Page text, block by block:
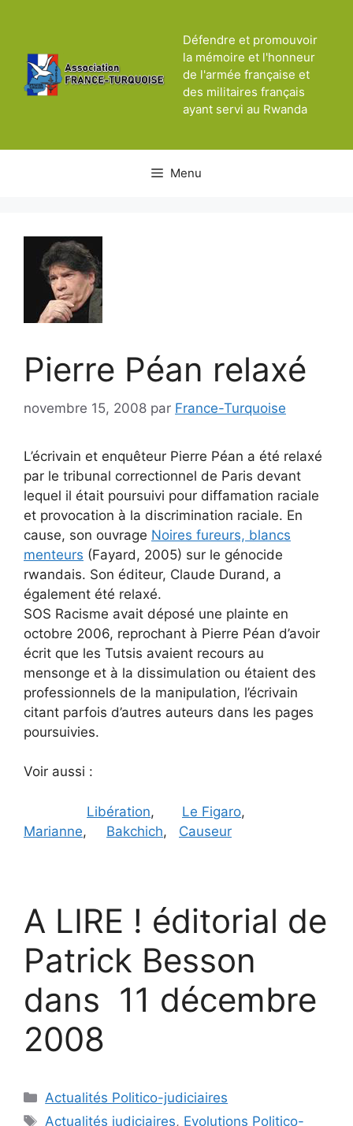
Défendre et promouvoir
la mémoire et l'honneur
de l'armée française et
des militaires français
ayant servi au Rwanda
Menu
Pierre Péan relaxé
novembre 15, 2008 par France-Turquoise
L’écrivain et enquêteur Pierre Péan a été relaxé
par le tribunal correctionnel de Paris devant
lequel il était poursuivi pour diffamation raciale
et provocation à la discrimination raciale. En
cause, son ouvrage Noires fureurs, blancs
menteurs (Fayard, 2005) sur le génocide
rwandais. Son éditeur, Claude Durand, a
également été relaxé.
SOS Racisme avait déposé une plainte en
octobre 2006, reprochant à Pierre Péan d’avoir
écrit que les Tutsis avaient recours au
mensonge et à la dissimulation ou étaient des
professionnels de la manipulation, l’écrivain
citant parfois d’autres auteurs dans les pages
poursuivies.
Voir aussi :
Libération, Le Figaro,
Marianne, Bakchich, Causeur
A LIRE ! éditorial de
Patrick Besson
dans 11 décembre
2008
Catégories
Actualités Politico-judiciaires
Étiquettes
Actualités judiciaires, Evolutions Politico-